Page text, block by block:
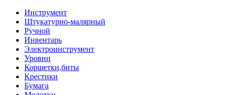
Инструмент
Штукатурно-малярный
Ручной
Инвентарь
Электроинструмент
Уровни
Корщетки,биты
Крестики
Бумага